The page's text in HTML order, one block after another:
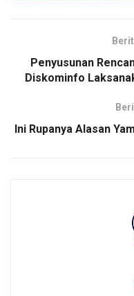
Penyusunan
Diskominfo
Ini Rupanya Alasan